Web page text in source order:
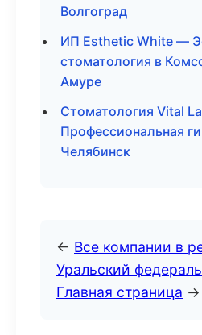
Волгоград
ИП Esthetic White —
стоматология в
Амуре
Стоматология Vital
Профессиональная
Челябинск
← Все компании в
Уральский
Главная страница →